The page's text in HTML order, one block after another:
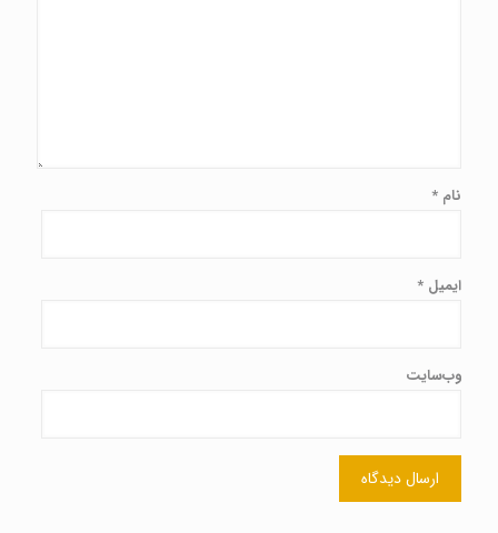
نام *
ایمیل *
وب‌سایت